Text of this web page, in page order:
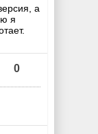
а
я
0